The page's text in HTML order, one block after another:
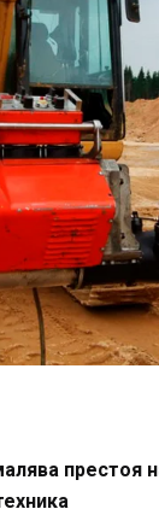
престоя